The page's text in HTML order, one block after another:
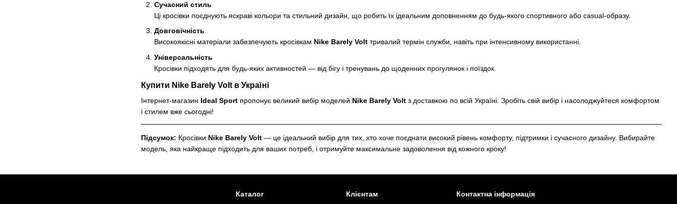
Сучасний стиль
Ці кросівки поєднують яскраві кольори та стильний дизайн, що робить їх ідеальним доповненням до будь-якого спортивного або casual-образу.
Довговічність
Високоякісні матеріали забезпечують кросівкам Nike Barely Volt тривалий термін служби, навіть при інтенсивному використанні.
Універсальність
Кросівки підходять для будь-яких активностей — від бігу і тренувань до щоденних прогулянок і поїздок.
Купити Nike Barely Volt в Україні
Інтернет-магазин Ideal Sport пропонує великий вибір моделей Nike Barely Volt з доставкою по всій Україні. Зробіть свій вибір і насолоджуйтеся комфортом
і стилем вже сьогодні!
Підсумок: Кросівки Nike Barely Volt — це ідеальний вибір для тих, хто хоче поєднати високий рівень комфорту, підтримки і сучасного дизайну. Вибирайте
модель, яка найкраще підходить для ваших потреб, і отримуйте максимальне задоволення від кожного кроку!
Каталог Клієнтам Контактна інформація